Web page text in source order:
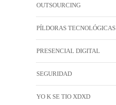
OUTSOURCING
PÍLDORAS TECNOLÓGICAS
PRESENCIAL DIGITAL
SEGURIDAD
YO K SE TIO XDXD